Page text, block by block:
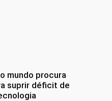
mundo procura
suprir déficit de